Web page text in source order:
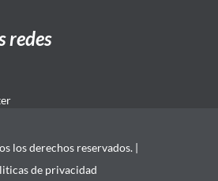
redes
los derechos reservados. |
de privacidad